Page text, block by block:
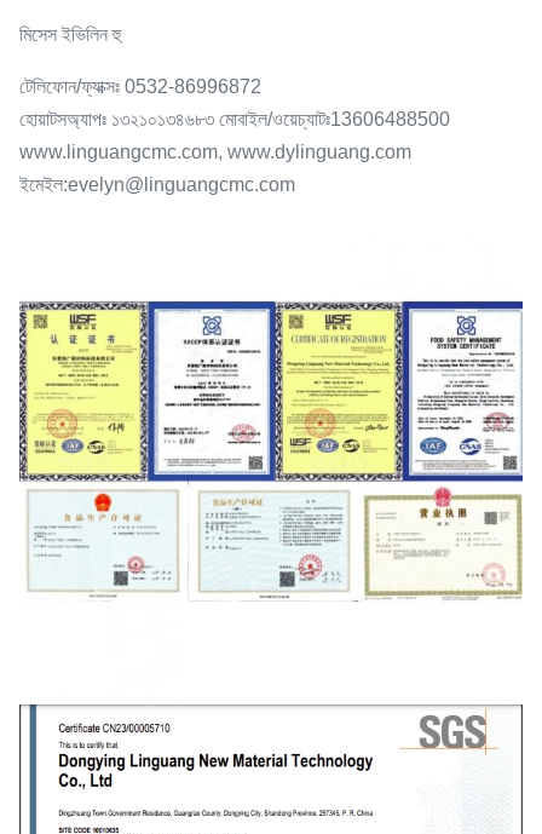
মিসেস ইভিলিন হু
টেলিফোন/ফ্যাক্সঃ 0532-86996872
হোয়াটসঅ্যাপঃ ১৩২১০১৩৪৬৮৩ মোবাইল/ওয়েচ্যাটঃ13606488500
www.linguangcmc.com, www.dylinguang.com
ইমেইল:evelyn@linguangcmc.com